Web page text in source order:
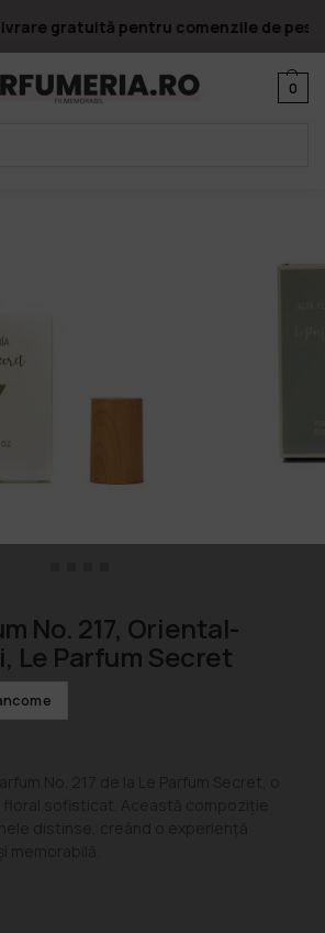
gratuită pentru comenzile de peste
0
No. 217, Oriental-
Le Parfum Secret